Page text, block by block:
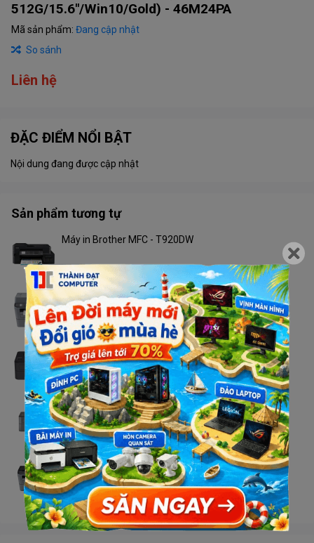
512G/15.6"/Win10/Gold) - 46M24PA
Mã sản phẩm: Đang cập nhật
So sánh
Liên hệ
ĐẶC ĐIỂM NỔI BẬT
Nội dung đang được cập nhật
Sản phẩm tương tự
Máy in Brother MFC - T920DW
Liên hệ
Máy in Brother MFC - 2701DW
Liên hệ
Máy in Brother HL - L2366DW
Liên hệ
Máy in Brother HL - L2321D
Liên hệ
Máy in Brother DCP - L2520D
Liên hệ